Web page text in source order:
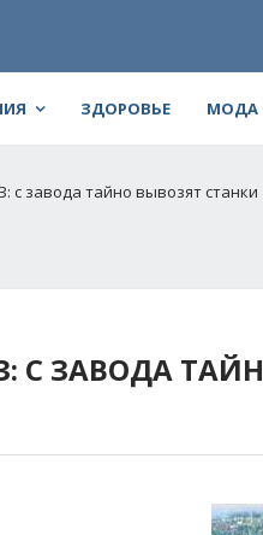
ЗДОРОВЬЕ МОДА
с завода тайно вывозят станки
С ЗАВОДА